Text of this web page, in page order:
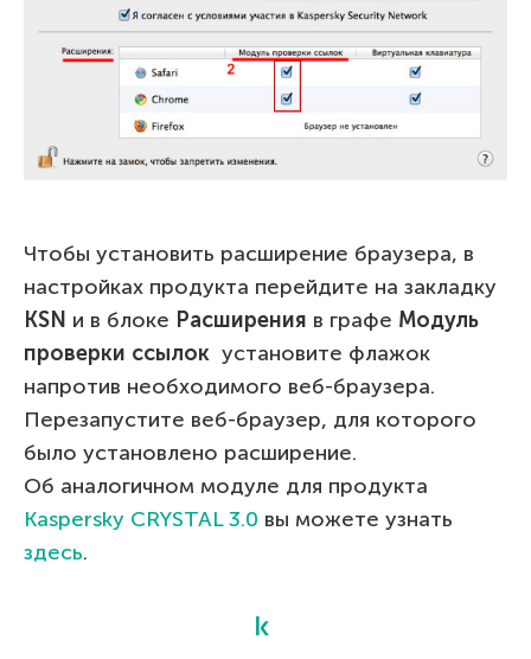
Чтобы установить расширение браузера, в
настройках продукта перейдите на закладку
KSN и в блоке Расширения в графе Модуль
проверки ссылок установите флажок
напротив необходимого веб-браузера.
Перезапустите веб-браузер, для которого
было установлено расширение.
Об аналогичном модуле для продукта
Kaspersky CRYSTAL 3.0 вы можете узнать
здесь.